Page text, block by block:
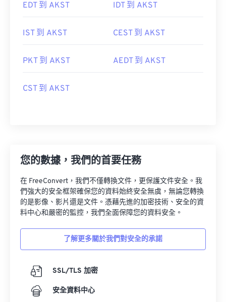
EDT 到 AKST IDT 到 AKST
IST 到 AKST CEST 到 AKST
PKT 到 AKST AEDT 到 AKST
CST 到 AKST
您的數據，我們的首要任務
在 FreeConvert，我們不僅轉換文件，更保護文件安全。我
們強大的安全框架確保您的資料始終安全無虞，無論您轉換
的是影像、影片還是文件。憑藉先進的加密技術、安全的資
料中心和嚴密的監控，我們全面保障您的資料安全。
了解更多關於我們對安全的承諾
SSL/TLS 加密
安全資料中心